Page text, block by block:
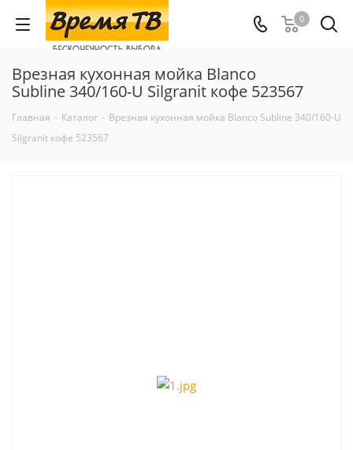
0
Врезная кухонная мойка Blanco
Subline 340/160-U Silgranit кофе 523567
Главная - Каталог - Врезная кухонная мойка Blanco Subline 340/160-U
Silgranit кофе 523567